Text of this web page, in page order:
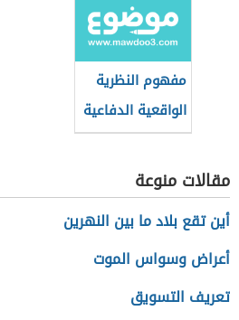
السياسية
مفهوم النظرية
الواقعية الدفاعية
مقالات منوعة
أين تقع بلاد ما بين النهرين
أعراض وسواس الموت
تعريف التسويق